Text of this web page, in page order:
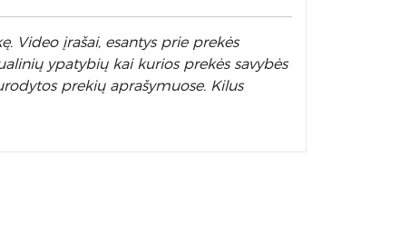
Video įrašai, esantys prie prekės
ypatybių kai kurios prekės savybės
prekių aprašymuose. Kilus